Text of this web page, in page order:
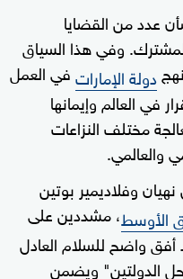
عدد من القضايا
وفي هذا السياق
دولة الإماراتفي العمل
في العالم وإيمانها
مختلف النزاعات
والعالمي.
وفلاديمير بوتين
الأوسط، مشددين على
واضح للسلام العادل
الدولتين" ويضمن